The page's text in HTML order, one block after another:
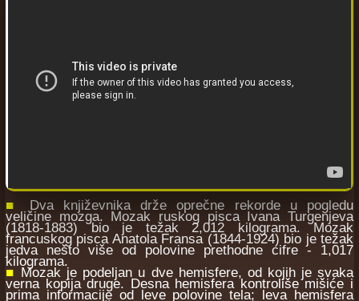
■ Dva književnika drže oprečne rekorde u pogledu
veličine mozga. Mozak ruskog pisca Ivana Turgenjeva
(1818-1883) bio je težak 2,012 kilograma. Mozak
francuskog pisca Anatola Fransa (1844-1924) bio je težak
jedva nešto više od polovine prethodne cifre - 1,017
kilograma.
■ Mozak je podeljan u dve hemisfere, od kojih je svaka
verna kopija druge. Desna hemisfera kontroliše mišiće i
prima informacije od leve polovine tela; leva hemisfera